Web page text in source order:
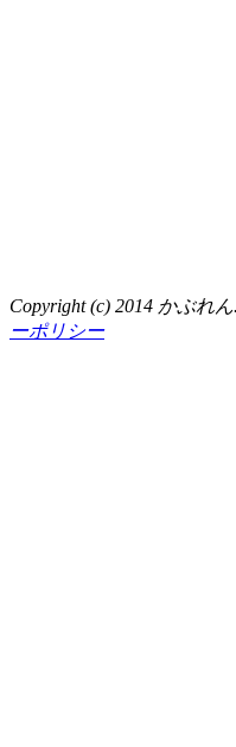
Copyright (c) 2014 かぶれん
ーポリシー